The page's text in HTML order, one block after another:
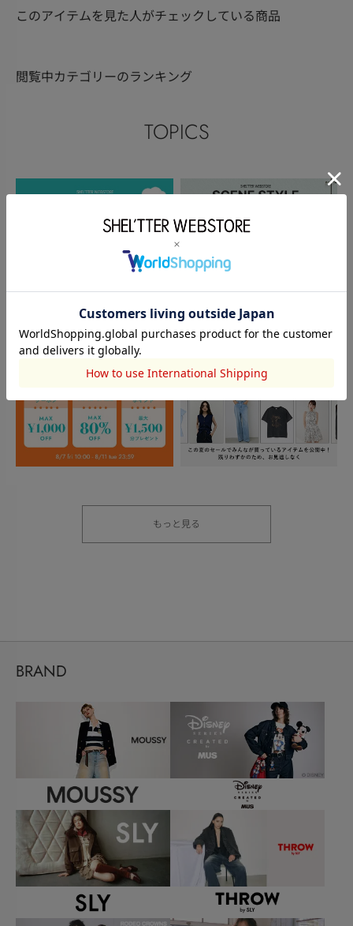
このアイテムを見た人がチェックしている商品
閲覧中カテゴリーのランキング
TOPICS
もっと見る
BRAND